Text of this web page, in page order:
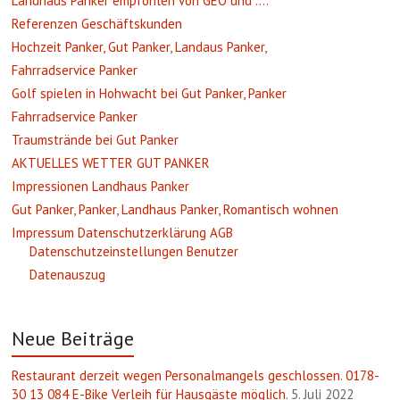
Referenzen Geschäftskunden
Hochzeit Panker, Gut Panker, Landaus Panker,
Fahrradservice Panker
Golf spielen in Hohwacht bei Gut Panker, Panker
Fahrradservice Panker
Traumstrände bei Gut Panker
AKTUELLES WETTER GUT PANKER
Impressionen Landhaus Panker
Gut Panker, Panker, Landhaus Panker, Romantisch wohnen
Impressum Datenschutzerklärung AGB
Datenschutzeinstellungen Benutzer
Datenauszug
Neue Beiträge
Restaurant derzeit wegen Personalmangels geschlossen. 0178-
30 13 084 E-Bike Verleih für Hausgäste möglich. 5. Juli 2022